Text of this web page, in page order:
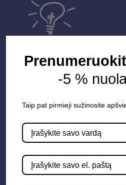
Elektros instaliacija
LED juostos
-5 %
Taip pat pirmieji sužinosite